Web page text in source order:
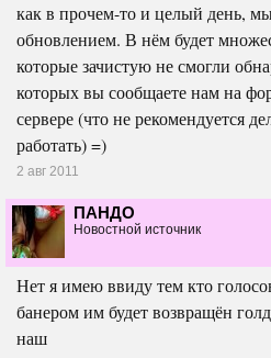
как в прочем-то и целый день,
обновлением. В нём будет
которые зачистую не смогли
которых вы сообщаете нам на
сервере (что не рекомендуется
работать) =)
2 авг 2011
ПАНДО
Новостной источник
Нет я имею ввиду тем кто
банером им будет возвращён
наш